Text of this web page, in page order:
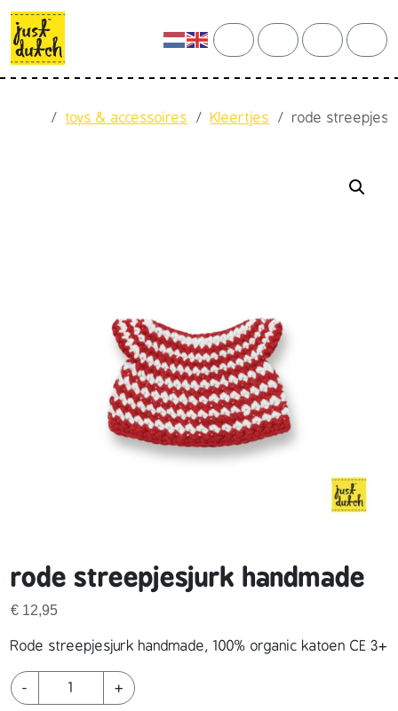
Skip to content
Skip to footer
searchaccountcart
Hometoys & accessoires Kleertjes rode
rode streepjesjurk handmade
€ 12,95
Rode streepjesjurk handmade, 100% organic katoen CE 3+
-
r
o
+